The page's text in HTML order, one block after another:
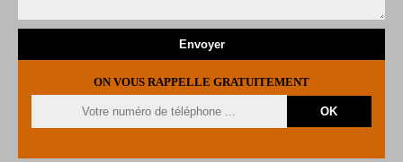
ON VOUS RAPPELLE GRATUITEMENT